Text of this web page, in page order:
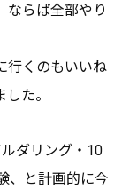
ならば全部やり
行くのもいいね
た。
ダリング・10
、と計画的に今